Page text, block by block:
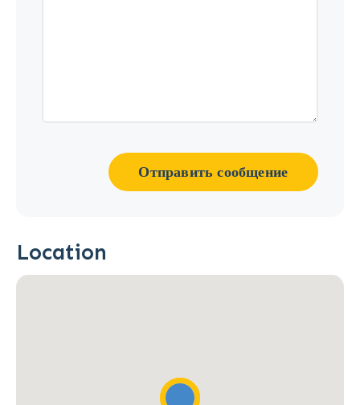
Отправить сообщение
Location